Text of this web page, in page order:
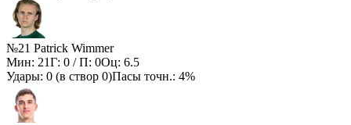
№21 Patrick Wimmer
Мин: 21Г: 0 / П: 0Оц: 6.5
Удары: 0 (в створ 0)Пасы точн.: 4%